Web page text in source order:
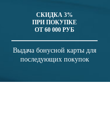
СКИДКА 3%
ПРИ ПОКУПКЕ
ОТ 60 000 РУБ
Выдача бонусной карты для
последующих покупок